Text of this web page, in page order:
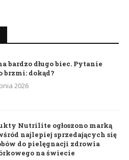
bardzo długo biec. Pytanie
brzmi: dokąd?
2026
Nutrilite ogłoszono marką
najlepiej sprzedających się
do pielęgnacji zdrowia
na świecie